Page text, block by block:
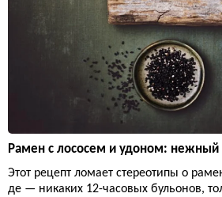
Рамен с лососем и удоном: нежный
Этот рецепт ломает стереотипы о
де — никаких 12-часовых бульонов,